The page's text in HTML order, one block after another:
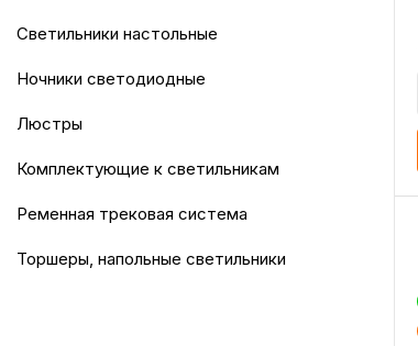
Светильники настольные
Ночники светодиодные
Люстры
Комплектующие к светильникам
Ременная трековая система
Торшеры, напольные светильники